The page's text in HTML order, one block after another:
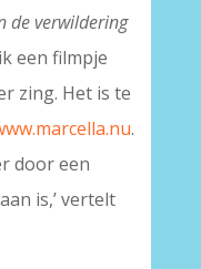
de verwildering
een filmpje
zing. Het is te
.
door een
is,’ vertelt